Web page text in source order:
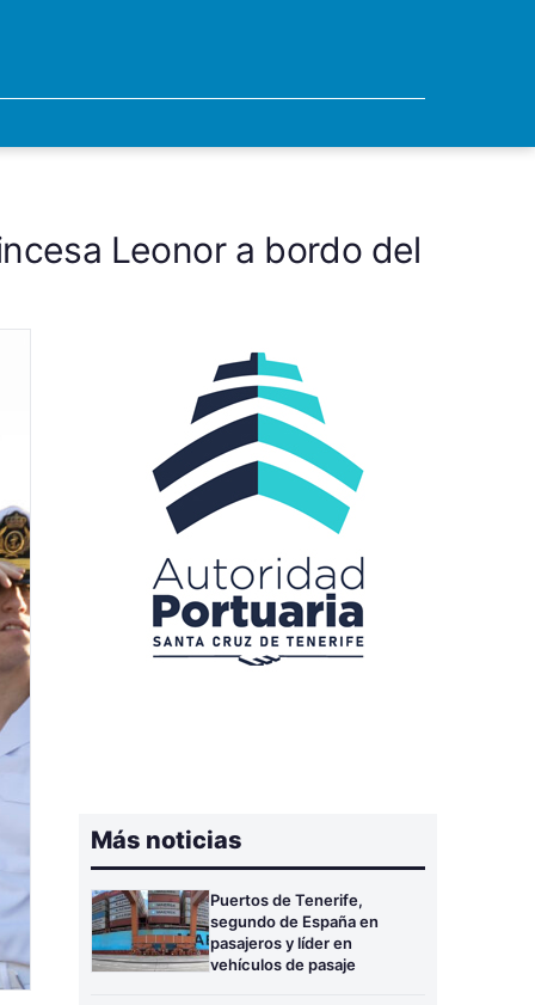
Leonor a bordo del
Más noticias
Puertos de Tenerife,
segundo de España en
pasajeros y líder en
vehículos de pasaje